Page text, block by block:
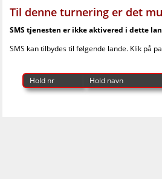
Til denne turnering er det
SMS tjenesten er ikke aktivered i dette
SMS kan tilbydes til følgende lande. Klik på
Hold nr Hold navn